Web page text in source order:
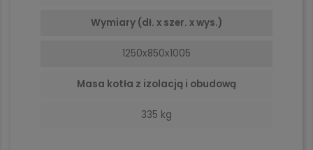
Wymiary (dł. x szer. x wys.)
1250x850x1005
Masa kotła z izolacją i obudową
335 kg